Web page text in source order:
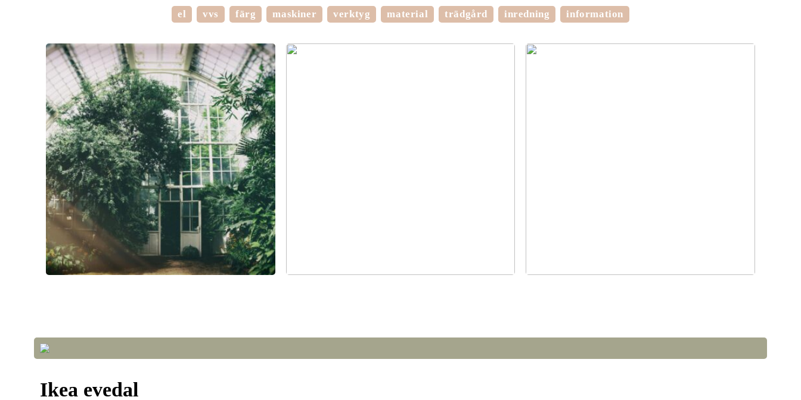
el vvs färg maskiner verktyg material trädgård inredning information
Ikea evedal